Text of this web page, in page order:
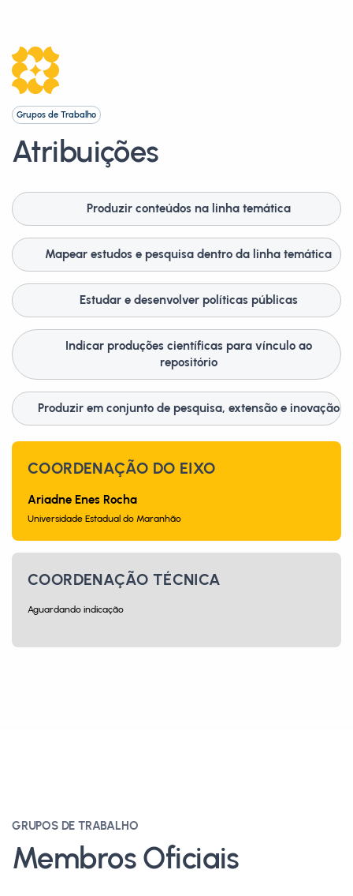
Grupos de Trabalho
Atribuições
Produzir conteúdos na linha temática
Mapear estudos e pesquisa dentro da linha temática
Estudar e desenvolver políticas públicas
Indicar produções científicas para vínculo ao
repositório
Produzir em conjunto de pesquisa, extensão e inovação
COORDENAÇÃO DO EIXO
Ariadne Enes Rocha
Universidade Estadual do Maranhão
COORDENAÇÃO TÉCNICA
Aguardando indicação
GRUPOS DE TRABALHO
Membros Oficiais